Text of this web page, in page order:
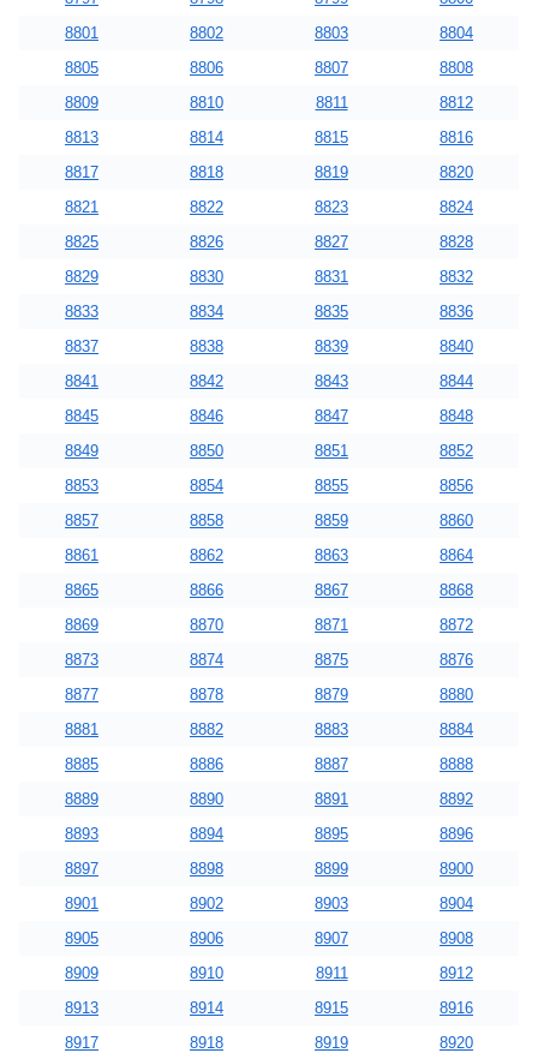
8801
8802 8803
8804
8805
8806 8807
8808
8809
8810 8811
8812
8813
8814 8815
8816
8817
8818 8819
8820
8821
8822 8823
8824
8825
8826 8827
8828
8829
8830 8831
8832
8833
8834 8835
8836
8837
8838 8839
8840
8841
8842 8843
8844
8845
8846 8847
8848
8849
8850 8851
8852
8853
8854 8855
8856
8857
8858 8859
8860
8861
8862 8863
8864
8865
8866 8867
8868
8869
8870 8871
8872
8873
8874 8875
8876
8877
8878 8879
8880
8881
8882 8883
8884
8885
8886 8887
8888
8889
8890 8891
8892
8893
8894 8895
8896
8897
8898 8899
8900
8901
8902 8903
8904
8905
8906 8907
8908
8909
8910 8911
8912
8913
8914 8915
8916
8917
8918 8919
8920